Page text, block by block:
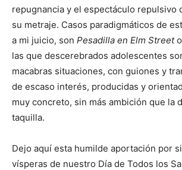
repugnancia y el espectáculo repulsivo
su metraje. Casos paradigmáticos de
a mi juicio, son Pesadilla en Elm Streeto
las que descerebrados adolescentes
macabras situaciones, con guiones y
de escaso interés, producidas y
muy concreto, sin más ambición que la
taquilla.
Dejo aquí esta humilde aportación por
vísperas de nuestro Día de Todos los